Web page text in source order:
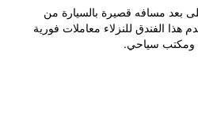
بعد مسافه قصيرة بالسيارة من
هذا الفندق للنزلاء معاملات فورية
ومكتب سياحي.